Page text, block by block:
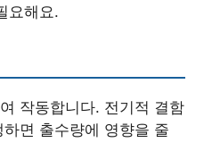
요해요.
작동합니다. 전기적 결함
면 출수량에 영향을 줄